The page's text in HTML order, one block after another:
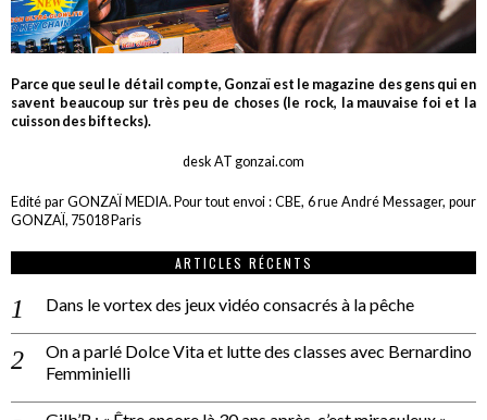
Parce que seul le détail compte, Gonzaï est le magazine des gens qui en
savent beaucoup sur très peu de choses (le rock, la mauvaise foi et la
cuisson des biftecks).
desk AT gonzai.com
Edité par GONZAÏ MEDIA. Pour tout envoi : CBE, 6 rue André Messager, pour
GONZAÏ, 75018 Paris
ARTICLES RÉCENTS
Dans le vortex des jeux vidéo consacrés à la pêche
On a parlé Dolce Vita et lutte des classes avec Bernardino
Femminielli